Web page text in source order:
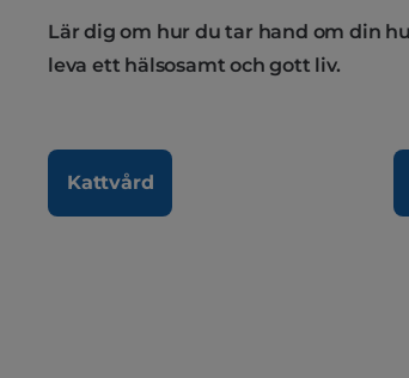
Lär dig om hur du tar hand om din
leva ett hälsosamt och gott liv.
Kattvård